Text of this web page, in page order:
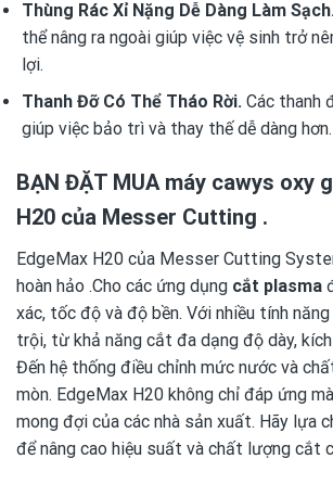
Thùng Rác Xỉ Nặng Dễ Dàng Làm Sạch.
thể nâng ra ngoài giúp việc vệ sinh trở
lợi.
Thanh Đỡ Có Thể Tháo Rời.Các thanh
giúp việc bảo trì và thay thế dễ dàng hơn.
BẠN ĐẶT MUA máy cawys oxy
H20 của Messer Cutting .
EdgeMax H20 của Messer Cutting
hoàn hảo .Cho các ứng dụng cắt plasma
xác, tốc độ và độ bền. Với nhiều tính
trội, từ khả năng cắt đa dạng độ dày,
Đến hệ thống điều chỉnh mức nước và
mòn. EdgeMax H20 không chỉ đáp ứng
mong đợi của các nhà sản xuất. Hãy lựa
để nâng cao hiệu suất và chất lượng cắt